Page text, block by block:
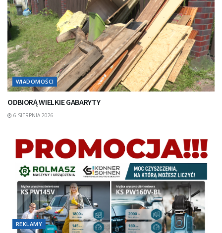
WIADOMOŚCI
ODBIORĄ WIELKIE GABARYTY
6 SIERPNIA 2026
REKLAMY